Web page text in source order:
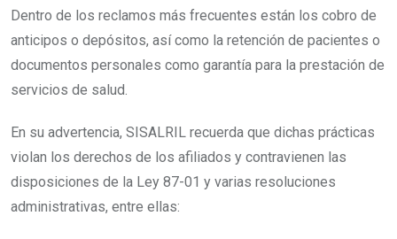
Dentro de los reclamos más frecuentes están los cobro de
anticipos o depósitos, así como la retención de pacientes o
documentos personales como garantía para la prestación de
servicios de salud.
En su advertencia, SISALRIL recuerda que dichas prácticas
violan los derechos de los afiliados y contravienen las
disposiciones de la Ley 87-01 y varias resoluciones
administrativas, entre ellas: